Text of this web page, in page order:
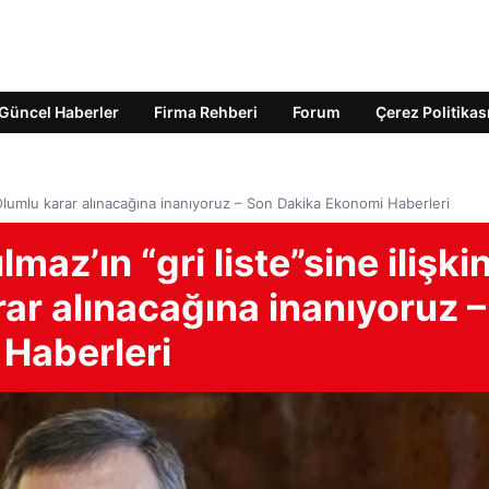
Haberler Firma Rehberi Forum Çerez
karar alınacağına inanıyoruz – Son Dakika Ekonomi Haberleri
“gri liste”sine
alınacağına inanıyoruz –